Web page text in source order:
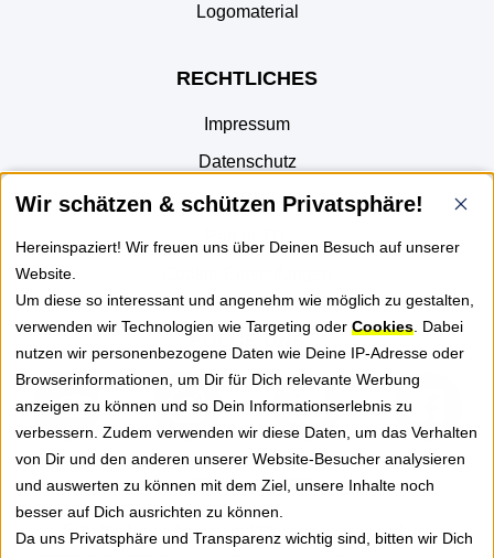
Wir schätzen & schützen Privatsphäre!
Hereinspaziert! Wir freuen uns über Deinen Besuch auf unserer
Website.
Um diese so interessant und angenehm wie möglich zu gestalten,
verwenden wir Technologien wie Targeting oder Cookies . Dabei
nutzen wir personenbezogene Daten wie Deine IP-Adresse oder
Browserinformationen, um Dir für Dich relevante Werbung
anzeigen zu können und so Dein Informationserlebnis zu
verbessern. Zudem verwenden wir diese Daten, um das Verhalten
von Dir und den anderen unserer Website-Besucher analysieren
und auswerten zu können mit dem Ziel, unsere Inhalte noch
besser auf Dich ausrichten zu können.
Da uns Privatsphäre und Transparenz wichtig sind, bitten wir Dich
Logomaterial
RECHTLICHES
Impressum
Datenschutz
AGB
FOLGE UNS
NEWSLETTER
Erhalte Tipps, News und Praxiswissen rund um